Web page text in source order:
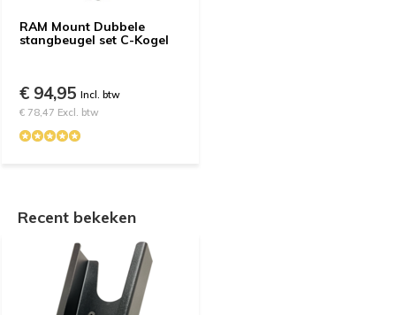
RAM Mount Dubbele
stangbeugel set C-Kogel
€ 94,95 Incl. btw
€ 78,47 Excl. btw
Recent bekeken